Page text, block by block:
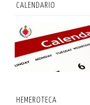
CALENDARIO
HEMEROTECA